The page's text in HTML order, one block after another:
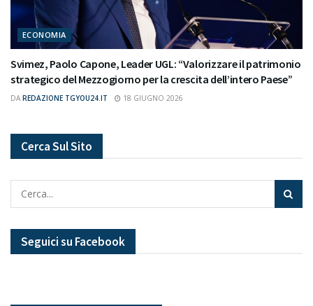
ECONOMIA
Svimez, Paolo Capone, Leader UGL: “Valorizzare il patrimonio
strategico del Mezzogiorno per la crescita dell’intero Paese”
DA REDAZIONE TGYOU24.IT 18 GIUGNO 2026
Cerca Sul Sito
Seguici su Facebook